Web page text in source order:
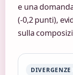
e una
(-0,2 punti),
sulla